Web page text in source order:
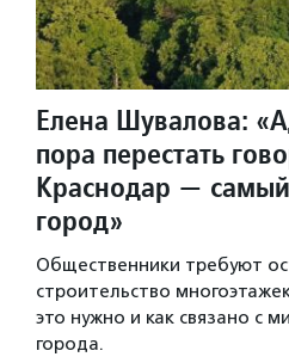
Елена Шувалова:
пора перестать
Краснодар —
город»
Общественники требуют
строительство
это нужно и как связано с
города.